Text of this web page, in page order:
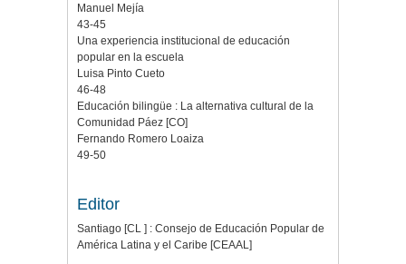
Manuel Mejía
43-45
Una experiencia institucional de educación
popular en la escuela
Luisa Pinto Cueto
46-48
Educación bilingüe : La alternativa cultural de la
Comunidad Páez [CO]
Fernando Romero Loaiza
49-50
Editor
Santiago [CL ] : Consejo de Educación Popular de
América Latina y el Caribe [CEAAL]